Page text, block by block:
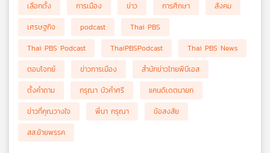
เลือกตั้ง การเมือง ข่าว การศึกษา
สังคม
เศรษฐกิจ
podcast
Thai PBS
Thai PBS Podcast
ThaiPBSPodcast
Thai PBS News
ตอบโจทย์
ข่าวการเมือง
สำนักข่าวไทยพีบีเอส
ตั้งคำถาม
กรุณา บัวคำศรี
แคนดิเดตนายก
ข่าวที่คุณวางใจ
พี่นา กรุณา
ข้อสงสัย
สส.ย้ายพรรค